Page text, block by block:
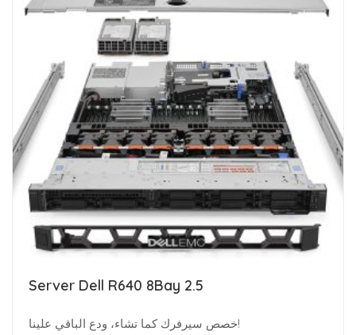
Server Dell R640 8Bay 2.5
خصص سيرفرك كما تشاء، ودع الباقي علينا!